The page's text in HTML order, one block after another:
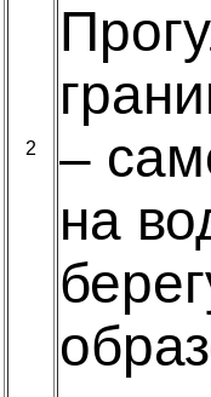
2
–
на